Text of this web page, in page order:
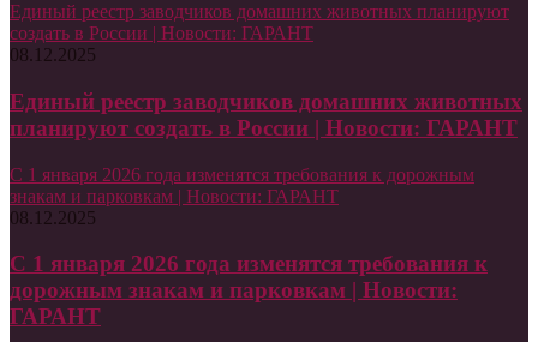
Единый реестр заводчиков домашних животных планируют
создать в России | Новости: ГАРАНТ
08.12.2025
Единый реестр заводчиков домашних животных
планируют создать в России | Новости: ГАРАНТ
С 1 января 2026 года изменятся требования к дорожным
знакам и парковкам | Новости: ГАРАНТ
08.12.2025
С 1 января 2026 года изменятся требования к
дорожным знакам и парковкам | Новости:
ГАРАНТ